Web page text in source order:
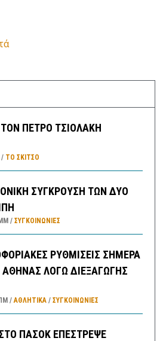
ΠΕΤΡΟ ΤΣΙΟΛΑΚΗ
ΤΟ ΣΚΊΤΣΟ
ΣΥΓΚΡΟΥΣΗ ΤΩΝ ΔΥΟ
ΣΥΓΚΟΙΝΩΝΊΕΣ
ΡΥΘΜΙΣΕΙΣ ΣΗΜΕΡΑ
ΛΟΓΩ ΔΙΕΞΑΓΩΓΗΣ
ΑΘΛΗΤΙΚΑ/ ΣΥΓΚΟΙΝΩΝΊΕΣ
ΠΑΣΟΚ ΕΠΕΣΤΡΕΨΕ